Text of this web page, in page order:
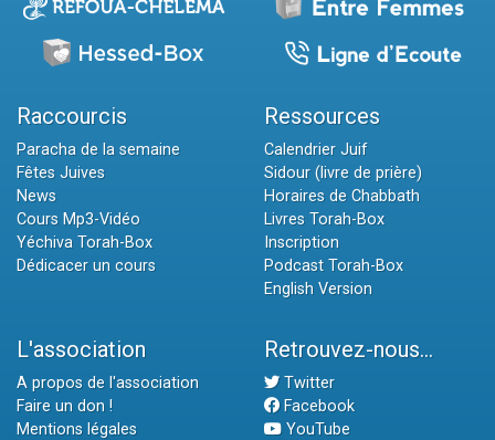
Raccourcis
Paracha de la semaine
Fêtes Juives
News
Cours Mp3-Vidéo
Yéchiva Torah-Box
Dédicacer un cours
Ressources
Calendrier Juif
Sidour (livre de prière)
Horaires de Chabbath
Livres Torah-Box
Inscription
Podcast Torah-Box
English Version
L'association
A propos de l'association
Faire un don !
Mentions légales
Retrouvez-nous...
Twitter
Facebook
YouTube